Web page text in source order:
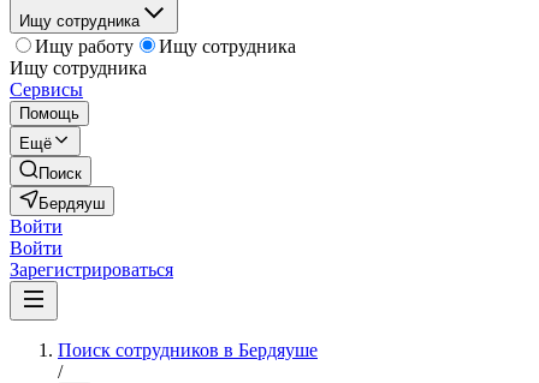
Ищу сотрудника
Ищу работу
Ищу сотрудника
Ищу сотрудника
Сервисы
Помощь
Ещё
Поиск
Бердяуш
Войти
Войти
Зарегистрироваться
Поиск сотрудников в Бердяуше
/